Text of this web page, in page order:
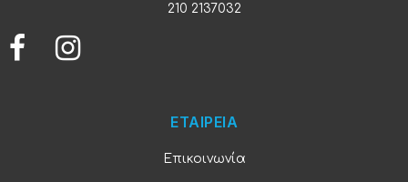
210 2137032
ΕΤΑΙΡΕΙΑ
Επικοινωνία